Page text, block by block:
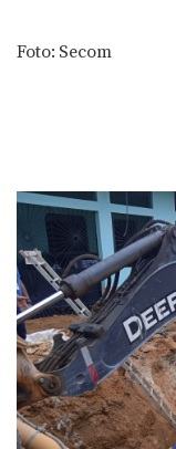
Foto: Secom